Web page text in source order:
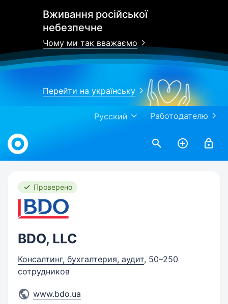
Вживання російської
небезпечне
Чому ми так вважаємо
Перейти на українську
Работодателю
Русский
Work.ua
Проверено
BDO, LLC
Консалтинг, бухгалтерия, аудит, 50–250
сотрудников
www.bdo.ua